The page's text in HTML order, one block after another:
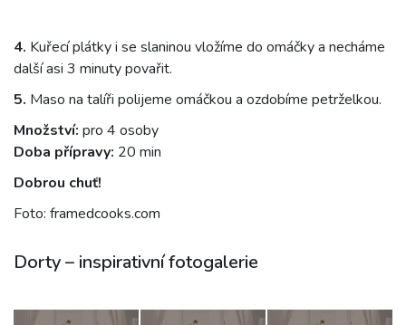
4. Kuřecí plátky i se slaninou vložíme do omáčky a necháme
další asi 3 minuty povařit.
5. Maso na talíři polijeme omáčkou a ozdobíme petrželkou.
Množství: pro 4 osoby
Doba přípravy: 20 min
Dobrou chuť!
Foto: framedcooks.com
Dorty – inspirativní fotogalerie